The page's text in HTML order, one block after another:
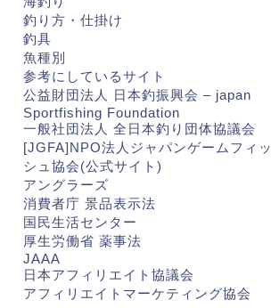
釣り方・仕掛け
釣具
魚種別
参考にしているサイト
公益財団法人 日本釣振興会 – japan
Sportfishing Foundation
一般社団法人 全日本釣り団体協議会
[JGFA]NPO法人ジャパンゲームフィッ
シュ協会(公式サイト)
アングラーズ
消費者庁 景品表示法
国民生活センター
厚生労働省 薬事法
JAAA
日本アフィリエイト協議会
アフィリエイトマーケティング協会